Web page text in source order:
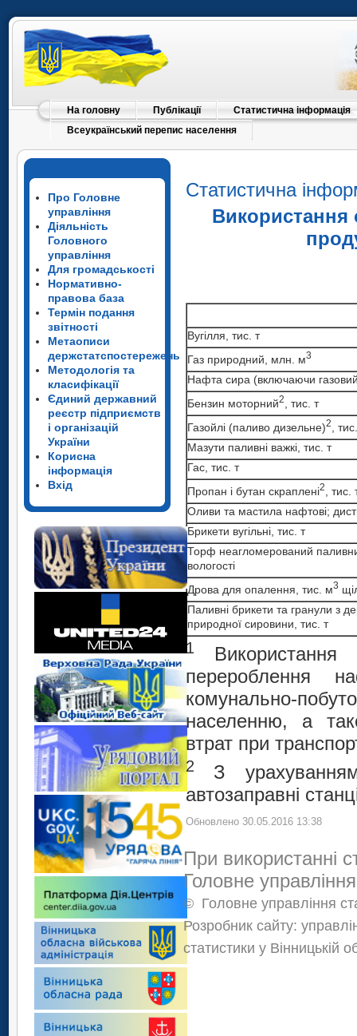
На головну Публікації
Статистична інформація
Всеукраїнський перепис населення
Про Головне
управління
Діяльність
Головного
управління
Для громадськості
Нормативно-
правова база
Термін подання
звітності
Метаописи
держстатспостережень
Методологія та
класифікації
Єдиний державний
реєстр підприємств
і організацій
України
Корисна
інформація
Вхід
Статистична
Використання
Вугілля, тис. т
Газ природний, млн. м3
Нафта сира (включаючи
Бензин моторний2
, тис. т
Газойлі (паливо дизельне)2
,
Мазути паливні важкі, тис. т
Гас, тис. т
Пропан і бутан скраплені2
, тис.
Оливи та мастила нафтові;
Брикети вугільні, тис. т
Торф неагломерований
вологості
Дрова для опалення, тис. м3
Паливні брикети та гранули з
природної сировини, тис. т
1
Використання
перероблення
комунально-
населенню, а
втрат при
2 З
автозаправні
Обновлено 30.05.2016 13:38
При використанні
Головне
© Головне управління
Розробник сайту:
статистики у Вінницькій